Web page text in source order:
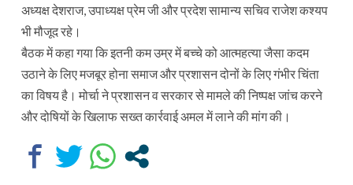
अध्यक्ष देशराज, उपाध्यक्ष प्रेम जी और प्रदेश सामान्य सचिव राजेश कश्यप
भी मौजूद रहे।
बैठक में कहा गया कि इतनी कम उम्र में बच्चे को आत्महत्या जैसा कदम
उठाने के लिए मजबूर होना समाज और प्रशासन दोनों के लिए गंभीर चिंता
का विषय है। मोर्चा ने प्रशासन व सरकार से मामले की निष्पक्ष जांच करने
और दोषियों के खिलाफ सख्त कार्रवाई अमल में लाने की मांग की।